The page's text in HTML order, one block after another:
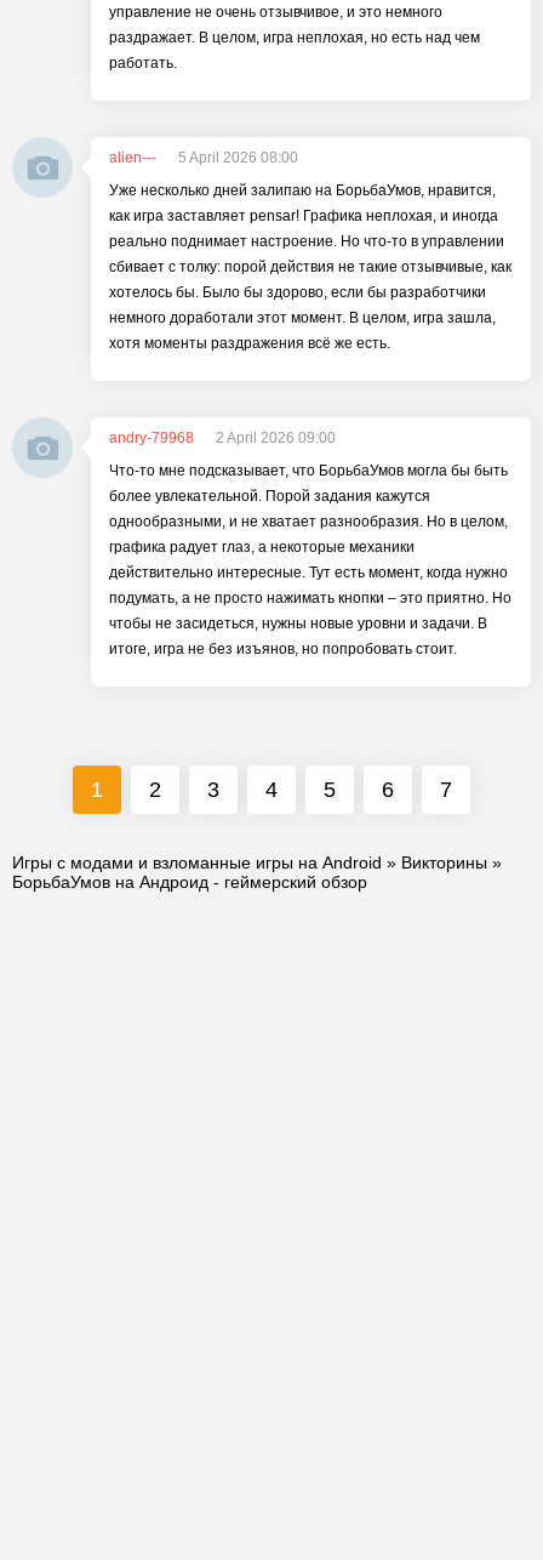
управление не очень отзывчивое, и это немного
раздражает. В целом, игра неплохая, но есть над чем
работать.
alien---
5 April 2026 08:00
Уже несколько дней залипаю на БорьбаУмов, нравится,
как игра заставляет pensar! Графика неплохая, и иногда
реально поднимает настроение. Но что-то в управлении
сбивает с толку: порой действия не такие отзывчивые, как
хотелось бы. Было бы здорово, если бы разработчики
немного доработали этот момент. В целом, игра зашла,
хотя моменты раздражения всё же есть.
andry-79968
2 April 2026 09:00
Что-то мне подсказывает, что БорьбаУмов могла бы быть
более увлекательной. Порой задания кажутся
однообразными, и не хватает разнообразия. Но в целом,
графика радует глаз, а некоторые механики
действительно интересные. Тут есть момент, когда нужно
подумать, а не просто нажимать кнопки – это приятно. Но
чтобы не засидеться, нужны новые уровни и задачи. В
итоге, игра не без изъянов, но попробовать стоит.
1 2 3 4 5 6 7
Игры с модами и взломанные игры на Android » Викторины »
БорьбаУмов на Андроид - геймерский обзор